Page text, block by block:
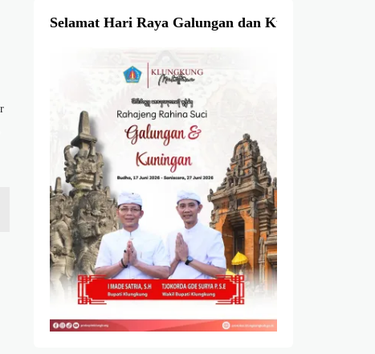
Selamat Hari Raya Galungan dan Kuningan